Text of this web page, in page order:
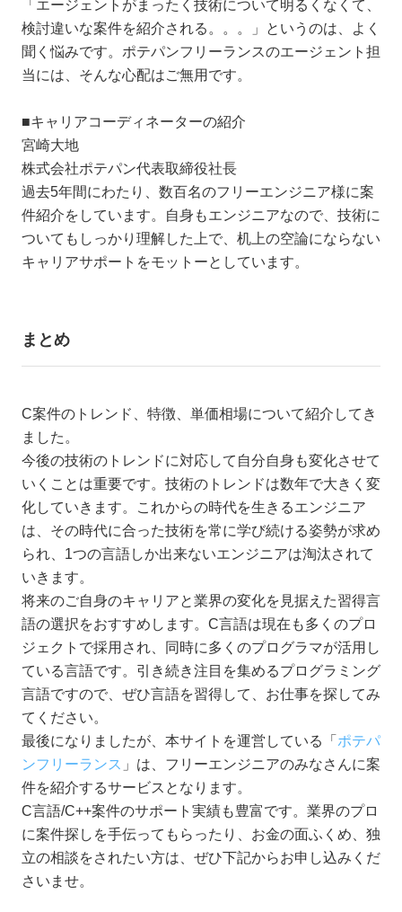
「エージェントがまったく技術について明るくなくて、
検討違いな案件を紹介される。。。」というのは、よく
聞く悩みです。ポテパンフリーランスのエージェント担
当には、そんな心配はご無用です。
■キャリアコーディネーターの紹介
宮崎大地
株式会社ポテパン代表取締役社長
過去5年間にわたり、数百名のフリーエンジニア様に案
件紹介をしています。自身もエンジニアなので、技術に
ついてもしっかり理解した上で、机上の空論にならない
キャリアサポートをモットーとしています。
まとめ
C案件のトレンド、特徴、単価相場について紹介してき
ました。
今後の技術のトレンドに対応して自分自身も変化させて
いくことは重要です。技術のトレンドは数年で大きく変
化していきます。これからの時代を生きるエンジニア
は、その時代に合った技術を常に学び続ける姿勢が求め
られ、1つの言語しか出来ないエンジニアは淘汰されて
いきます。
将来のご自身のキャリアと業界の変化を見据えた習得言
語の選択をおすすめします。C言語は現在も多くのプロ
ジェクトで採用され、同時に多くのプログラマが活用し
ている言語です。引き続き注目を集めるプログラミング
言語ですので、ぜひ言語を習得して、お仕事を探してみ
てください。
最後になりましたが、本サイトを運営している「 ポテパ
ンフリーランス 」は、フリーエンジニアのみなさんに案
件を紹介するサービスとなります。
C言語/C++案件のサポート実績も豊富です。業界のプロ
に案件探しを手伝ってもらったり、お金の面ふくめ、独
立の相談をされたい方は、ぜひ下記からお申し込みくだ
さいませ。